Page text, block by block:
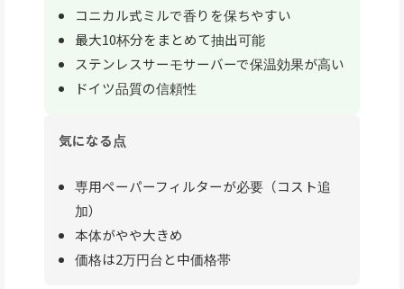
コニカル式ミルで香りを保ちやすい
最大10杯分をまとめて抽出可能
ステンレスサーモサーバーで保温効果が高い
ドイツ品質の信頼性
気になる点
専用ペーパーフィルターが必要（コスト追
加）
本体がやや大きめ
価格は2万円台と中価格帯